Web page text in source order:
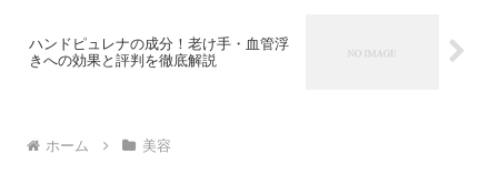
ハンドピュレナの成分！老け手・血管浮
きへの効果と評判を徹底解説
ホーム 美容